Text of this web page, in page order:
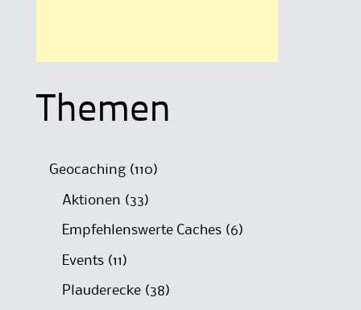
Themen
Geocaching(110)
Aktionen (33)
Empfehlenswerte Caches(6)
Events(11)
Plauderecke(38)